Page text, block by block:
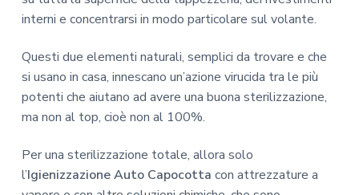
interni e concentrarsi in modo particolare sul volante.
Questi due elementi naturali, semplici da trovare e che
si usano in casa, innescano un’azione virucida tra le più
potenti che aiutano ad avere una buona sterilizzazione,
ma non al top, cioè non al 100%.
Per una sterilizzazione totale, allora solo
l’Igienizzazione Auto Capocotta con attrezzature a